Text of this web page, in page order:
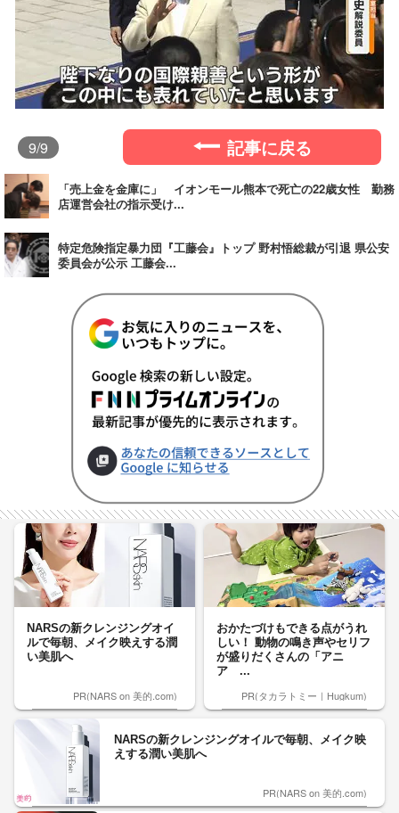
9/9 記事に戻る
「売上金を金庫に」 イオンモール熊本で死亡の22歳女性 勤務
店運営会社の指示受け...
特定危険指定暴力団『工藤会』トップ 野村悟総裁が引退 県公安
委員会が公示 工藤会...
NARSの新クレンジングオイ
ルで毎朝、メイク映えする潤
い美肌へ
PR(NARS on 美的.com)
おかたづけもできる点がうれ
しい！ 動物の鳴き声やセリフ
が盛りだくさんの「アニ
ア ...
PR(タカラトミー｜Hugkum)
NARSの新クレンジングオイルで毎朝、メイク映
えする潤い美肌へ
PR(NARS on 美的.com)